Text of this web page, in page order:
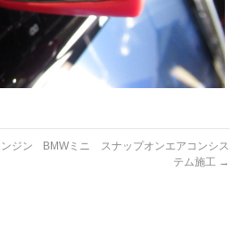
ジン
BMWミニ スナップオンエアコンシス
テム施工 →